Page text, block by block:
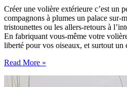
Créer une volière extérieure c’est un
compagnons à plumes un palace sur-
tristounettes ou les allers-retours à
En fabriquant vous-même votre
liberté pour vos oiseaux, et surtout un
Fabriquer
volière
Read More »